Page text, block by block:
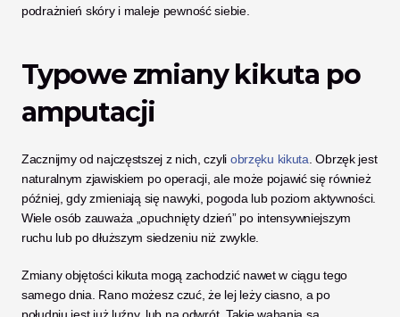
podrażnień skóry i maleje pewność siebie.
Typowe zmiany kikuta po
amputacji
Zacznijmy od najczęstszej z nich, czyli obrzęku kikuta . Obrzęk jest
naturalnym zjawiskiem po operacji, ale może pojawić się również
później, gdy zmieniają się nawyki, pogoda lub poziom aktywności.
Wiele osób zauważa „opuchnięty dzień” po intensywniejszym
ruchu lub po dłuższym siedzeniu niż zwykle.
Zmiany objętości kikuta mogą zachodzić nawet w ciągu tego
samego dnia. Rano możesz czuć, że lej leży ciasno, a po